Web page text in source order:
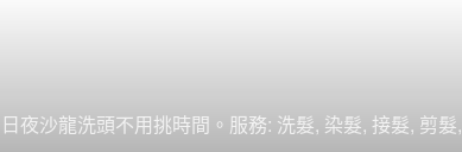
夜沙龍洗頭不用挑時間。服務: 洗髮, 染髮, 接髮, 剪髮,